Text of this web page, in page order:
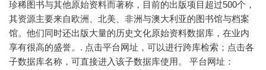
珍稀图书与其他原始资料而著称，目前的出版项目超过500个，
其资源主要来自欧洲、北美、非洲与澳大利亚的图书馆与档案
馆。他们同时还出版大量的历史文化原始资料数据库，在业内
享有很高的盛誉。. 点击平台网址，可以进行跨库检索；点击各
子数据库名称，可直接进入该子数据库使用。 平台网址：